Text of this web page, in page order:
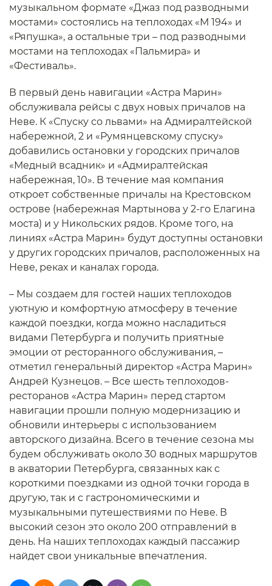
музыкальном формате «Джаз под разводными
мостами» состоялись на теплоходах «М 194» и
«Ряпушка», а остальные три – под разводными
мостами на теплоходах «Пальмира» и
«Фестиваль».
В первый день навигации «Астра Марин»
обслуживала рейсы с двух новых причалов на
Неве. К «Спуску со львами» на Адмиралтейской
набережной, 2 и «Румянцевскому спуску»
добавились остановки у городских причалов
«Медный всадник» и «Адмиралтейская
набережная, 10». В течение мая компания
откроет собственные причалы на Крестовском
острове (набережная Мартынова у 2-го Елагина
моста) и у Никольских рядов. Кроме того, на
линиях «Астра Марин» будут доступны остановки
у других городских причалов, расположенных на
Неве, реках и каналах города.
– Мы создаем для гостей наших теплоходов
уютную и комфортную атмосферу в течение
каждой поездки, когда можно насладиться
видами Петербурга и получить приятные
эмоции от ресторанного обслуживания, –
отметил генеральный директор «Астра Марин»
Андрей Кузнецов. – Все шесть теплоходов-
ресторанов «Астра Марин» перед стартом
навигации прошли полную модернизацию и
обновили интерьеры с использованием
авторского дизайна. Всего в течение сезона мы
будем обслуживать около 30 водных маршрутов
в акватории Петербурга, связанных как с
короткими поездками из одной точки города в
другую, так и с гастрономическими и
музыкальными путешествиями по Неве. В
высокий сезон это около 200 отправлений в
день. На наших теплоходах каждый пассажир
найдет свои уникальные впечатления.